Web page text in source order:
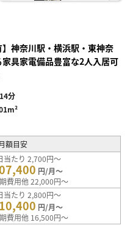
】神奈川駅・横浜駅・東神奈
具家電備品豊富な2人入居可
分
額目安
当たり 2,700円～
円/月～
費用他 22,000円～
当たり 2,800円～
円/月～
費用他 16,500円～